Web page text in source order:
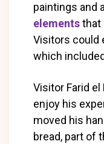
paintings and
elementsthat
Visitors could
which included
Visitor Farid
enjoy his
moved his
bread, part of